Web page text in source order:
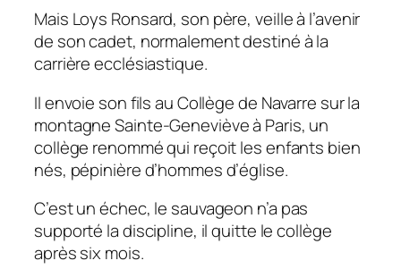
Mais Loys Ronsard, son père, veille à l’avenir
de son cadet, normalement destiné à la
carrière ecclésiastique.
Il envoie son fils au Collège de Navarre sur la
montagne Sainte-Geneviève à Paris, un
collège renommé qui reçoit les enfants bien
nés, pépinière d’hommes d’église.
C’est un échec, le sauvageon n’a pas
supporté la discipline, il quitte le collège
après six mois.